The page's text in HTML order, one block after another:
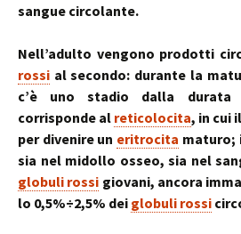
sangue circolante.
Nell’adulto vengono prodotti
rossi al secondo: durante la
c’è uno stadio dalla
corrisponde al reticolocita, in cui
per divenire un eritrocita maturo;
sia nel midollo osseo, sia nel
globuli rossi giovani, ancora
lo 0,5%÷2,5% dei globuli rossi